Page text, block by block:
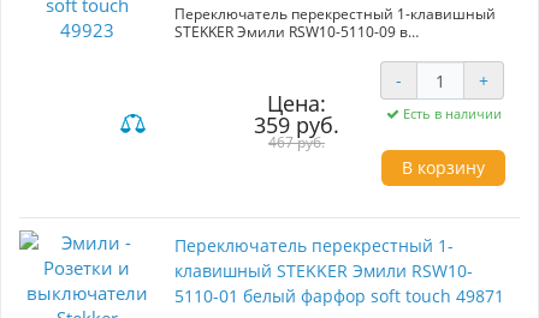
Переключатель перекрестный 1-клавишный
STEKKER Эмили RSW10-5110-09 в
– это стильное и функциональное решение
для вашего интерьера. Изготовленный из
высококачественных материалов, он
обеспечивает надежную работу и долгий срок
службы. Главное преимущество модели –
возможность управлять освещением в
нескольких точках, что значительно повышает
современных помещений. Установка не
требует специальных навыков, что упрощает
процесс монтажа. STEKKER Эмили не только
эффективно выполняет свои функции, но и
Цена:
359 руб.
467 руб.
- +
Есть в наличии
В корзину
Переключатель перекрестный 1-
клавишный STEKKER Эмили RSW10-
5110-01 белый фарфор soft touch 49871